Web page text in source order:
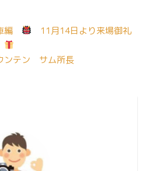
編
11月14日より来場御礼
ンテン サム所長